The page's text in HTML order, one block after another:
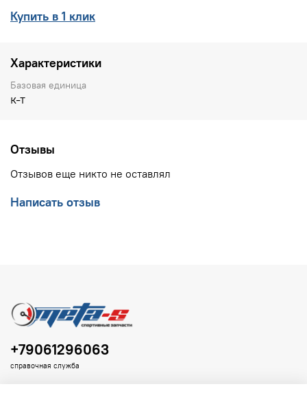
Купить в 1 клик
Характеристики
Базовая единица
к-т
Отзывы
Отзывов еще никто не оставлял
Написать отзыв
+79061296063
справочная служба